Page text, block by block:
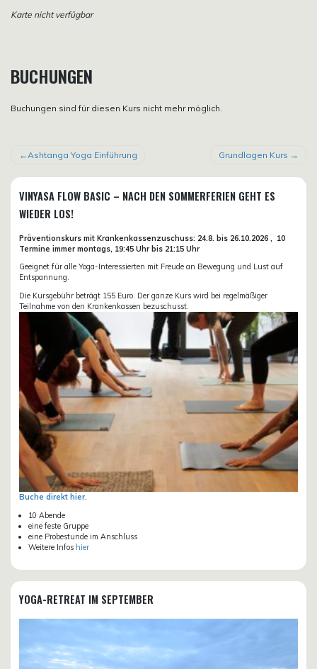
Karte nicht verfügbar
BUCHUNGEN
Buchungen sind für diesen Kurs nicht mehr möglich.
BEITRAGSNAVIGATION
Ashtanga Yoga Einführung Grundlagen Kurs
VINYASA FLOW BASIC – NACH DEN SOMMERFERIEN GEHT ES
WIEDER LOS!
Präventionskurs mit Krankenkassenzuschuss: 24.8. bis 26.10.2026 , 10
Termine immer montags, 19:45 Uhr bis 21:15 Uhr
Geeignet für alle Yoga-Interessierten mit Freude an Bewegung und Lust auf
Entspannung.
Die Kursgebühr beträgt 155 Euro. Der ganze Kurs wird bei regelmäßiger
Teilnahme von den Krankenkassen bezuschusst.
Buche direkt hier.
10 Abende
eine feste Gruppe
eine Probestunde im Anschluss
Weitere Infos hier
YOGA-RETREAT IM SEPTEMBER